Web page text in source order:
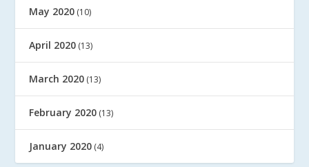
May 2020 (10)
April 2020 (13)
March 2020 (13)
February 2020 (13)
January 2020 (4)